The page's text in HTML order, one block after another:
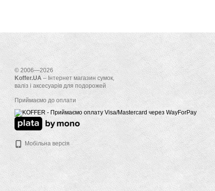
© 2006—2026
Koffer.UA – Інтернет магазин сумок,
валіз і аксесуарів для подорожей
Приймаємо до оплати
Мобільна версія